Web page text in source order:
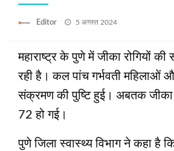
Editor
Posted
5 अगस्त 2024
महाराष्ट्र के पुणे में जीका रोगियों की
रही है। कल पांच गर्भवती महिलाओं
संक्रमण की पुष्टि हुई। अबतक जीका
72 हो गई।
पुणे जिला स्वास्थ्य विभाग ने कहा है